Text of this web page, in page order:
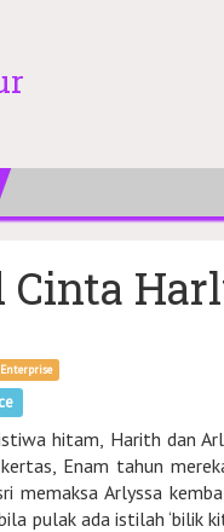
Cinta
hitam, Harith dan
Enam tahun
memaksa Arlyssa
pulak ada istilah ‘bilik